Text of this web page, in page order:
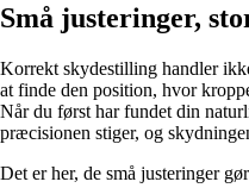
Små justeringer,
Korrekt skydestilling handler
at finde den position, hvor
Når du først har fundet din
præcisionen stiger, og
Det er her, de små justeringer